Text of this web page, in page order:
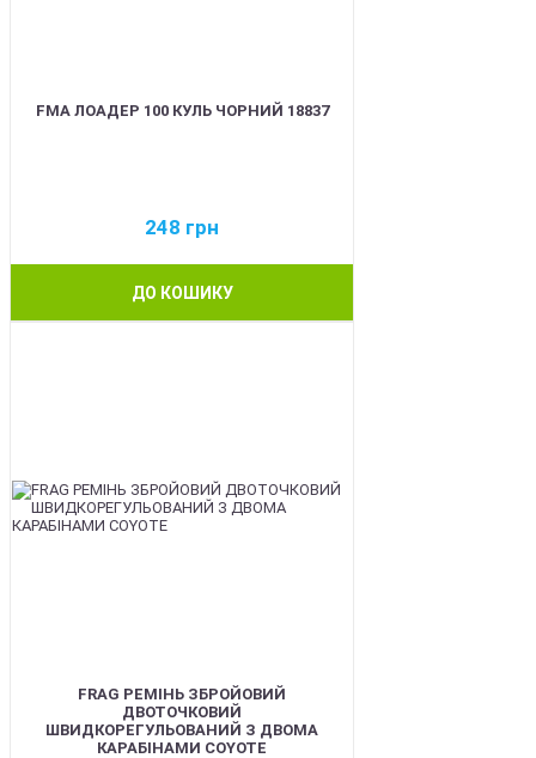
FMA ЛОАДЕР 100 КУЛЬ ЧОРНИЙ 18837
248 грн
ДО КОШИКУ
FRAG РЕМІНЬ ЗБРОЙОВИЙ
ДВОТОЧКОВИЙ
ШВИДКОРЕГУЛЬОВАНИЙ З ДВОМА
КАРАБІНАМИ COYOTE